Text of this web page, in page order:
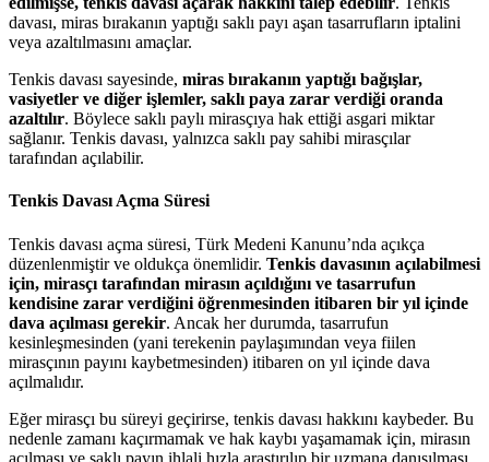
davası, miras bırakanın yaptığı saklı payı aşan tasarrufların iptalini
veya azaltılmasını amaçlar.
Tenkis davası sayesinde, miras bırakanın yaptığı bağışlar,
vasiyetler ve diğer işlemler, saklı paya zarar verdiği oranda
azaltılır. Böylece saklı paylı mirasçıya hak ettiği asgari miktar
sağlanır. Tenkis davası, yalnızca saklı pay sahibi mirasçılar
tarafından açılabilir.
Tenkis Davası Açma Süresi
Tenkis davası açma süresi, Türk Medeni Kanunu’nda açıkça
düzenlenmiştir ve oldukça önemlidir. Tenkis davasının açılabilmesi
için, mirasçı tarafından mirasın açıldığını ve tasarrufun
kendisine zarar verdiğini öğrenmesinden itibaren bir yıl içinde
dava açılması gerekir. Ancak her durumda, tasarrufun
kesinleşmesinden (yani terekenin paylaşımından veya fiilen
mirasçının payını kaybetmesinden) itibaren on yıl içinde dava
açılmalıdır.
Eğer mirasçı bu süreyi geçirirse, tenkis davası hakkını kaybeder. Bu
nedenle zamanı kaçırmamak ve hak kaybı yaşamamak için, mirasın
açılması ve saklı payın ihlali hızla araştırılıp bir uzmana danışılması